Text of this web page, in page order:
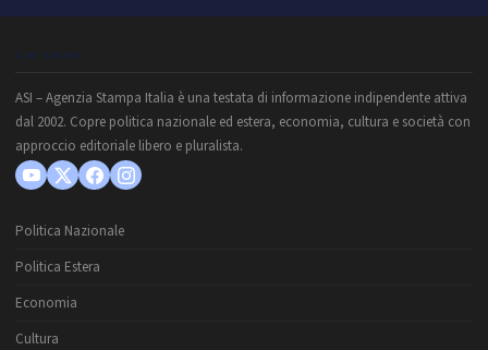
CHI SIAMO
ASI – Agenzia Stampa Italia è una testata di informazione indipendente attiva
dal 2002. Copre politica nazionale ed estera, economia, cultura e società con
approccio editoriale libero e pluralista.
Politica Nazionale
Politica Estera
Economia
Cultura